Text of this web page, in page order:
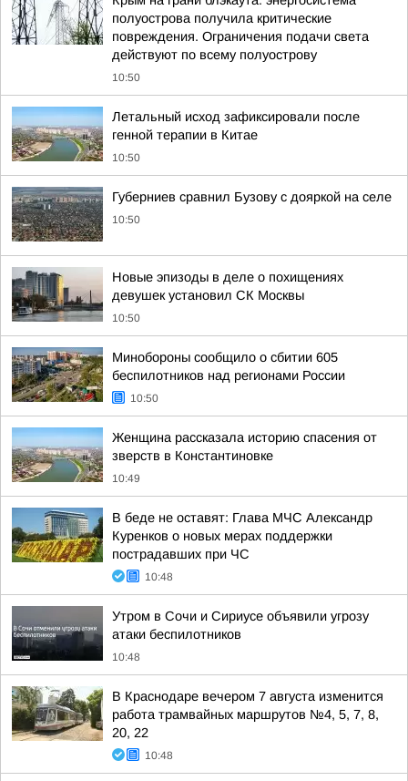
полуострова получила критические
повреждения. Ограничения подачи света
действуют по всему полуострову
10:50
Летальный исход зафиксировали после
генной терапии в Китае
10:50
Губерниев сравнил Бузову с дояркой на селе
10:50
Новые эпизоды в деле о похищениях
девушек установил СК Москвы
10:50
Минобороны сообщило о сбитии 605
беспилотников над регионами России
10:50
Женщина рассказала историю спасения от
зверств в Константиновке
10:49
В беде не оставят: Глава МЧС Александр
Куренков о новых мерах поддержки
пострадавших при ЧС
10:48
Утром в Сочи и Сириусе объявили угрозу
атаки беспилотников
10:48
В Краснодаре вечером 7 августа изменится
работа трамвайных маршрутов №4, 5, 7, 8,
20, 22
10:48